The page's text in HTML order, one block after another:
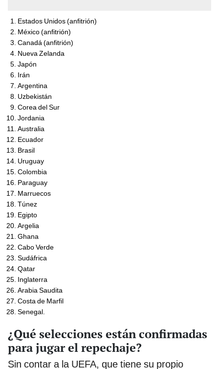
Estados Unidos (anfitrión)
México (anfitrión)
Canadá (anfitrión)
Nueva Zelanda
Japón
Irán
Argentina
Uzbekistán
Corea del Sur
Jordania
Australia
Ecuador
Brasil
Uruguay
Colombia
Paraguay
Marruecos
Túnez
Egipto
Argelia
Ghana
Cabo Verde
Sudáfrica
Qatar
Inglaterra
Arabia Saudita
Costa de Marfil
Senegal.
¿Qué selecciones están confirmadas
para jugar el repechaje?
Sin contar a la UEFA, que tiene su propio